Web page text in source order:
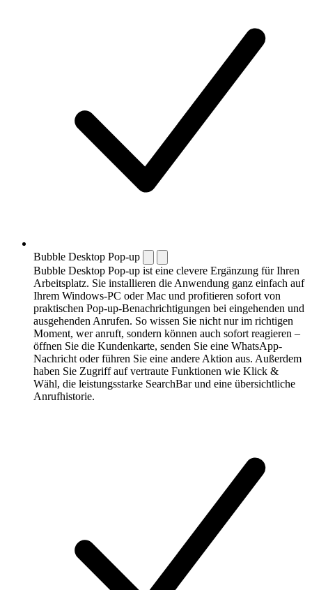
Bubble Desktop Pop-up
Bubble Desktop Pop-up ist eine clevere Ergänzung für Ihren
Arbeitsplatz. Sie installieren die Anwendung ganz einfach auf
Ihrem Windows-PC oder Mac und profitieren sofort von
praktischen Pop-up-Benachrichtigungen bei eingehenden und
ausgehenden Anrufen. So wissen Sie nicht nur im richtigen
Moment, wer anruft, sondern können auch sofort reagieren –
öffnen Sie die Kundenkarte, senden Sie eine WhatsApp-
Nachricht oder führen Sie eine andere Aktion aus. Außerdem
haben Sie Zugriff auf vertraute Funktionen wie Klick &
Wähl, die leistungsstarke SearchBar und eine übersichtliche
Anrufhistorie.